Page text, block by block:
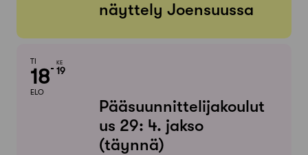
näyttely Joensuussa
TI
18
ELO
KE
19
Pääsuunnittelijakoulut
us 29: 4. jakso
(täynnä)